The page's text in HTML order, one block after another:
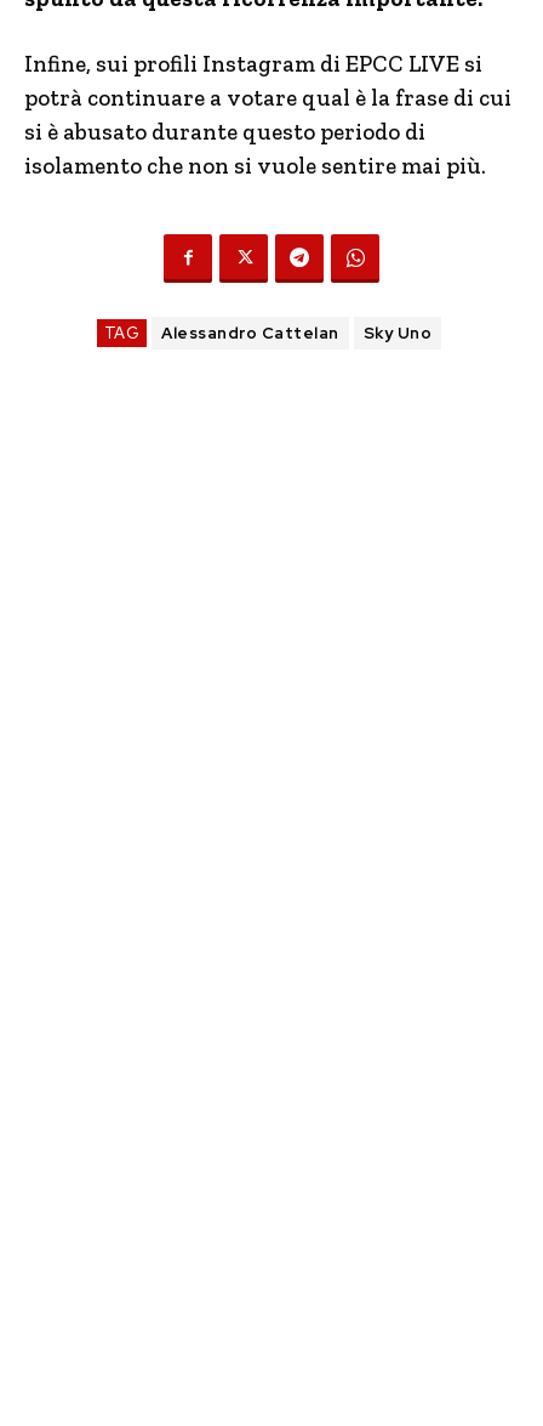
Infine, sui profili Instagram di EPCC LIVE si
potrà continuare a votare qual è la frase di cui
si è abusato durante questo periodo di
isolamento che non si vuole sentire mai più.
TAG Alessandro Cattelan Sky Uno